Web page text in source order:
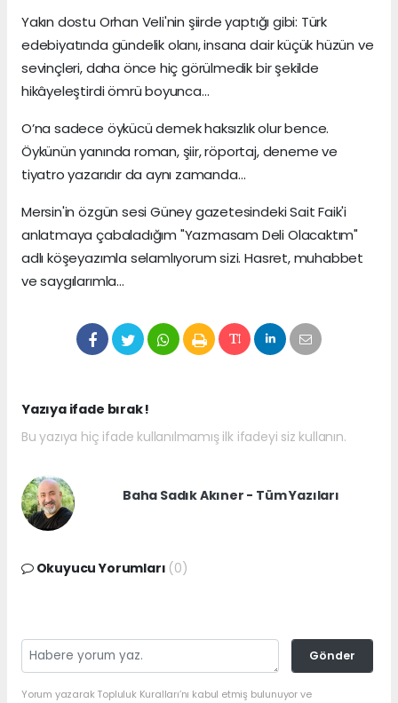
Yakın dostu Orhan Veli'nin şiirde yaptığı gibi: Türk
edebiyatında gündelik olanı, insana dair küçük hüzün ve
sevinçleri, daha önce hiç görülmedik bir şekilde
hikâyeleştirdi ömrü boyunca…
O’na sadece öykücü demek haksızlık olur bence.
Öykünün yanında roman, şiir, röportaj, deneme ve
tiyatro yazarıdır da aynı zamanda…
Mersin'in özgün sesi Güney gazetesindeki Sait Faik'i
anlatmaya çabaladığım "Yazmasam Deli Olacaktım"
adlı köşeyazımla selamlıyorum sizi. Hasret, muhabbet
ve saygılarımla...
Yazıya ifade bırak !
Bu yazıya hiç ifade kullanılmamış ilk ifadeyi siz kullanın.
Baha Sadık Akıner - Tüm Yazıları
Okuyucu Yorumları (0)
Gönder
Yorum yazarak Topluluk Kuralları’nı kabul etmiş bulunuyor ve